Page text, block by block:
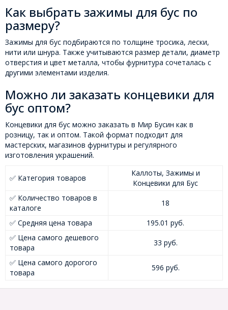
Как выбрать зажимы для бус по
размеру?
Зажимы для бус подбираются по толщине тросика, лески,
нити или шнура. Также учитываются размер детали, диаметр
отверстия и цвет металла, чтобы фурнитура сочеталась с
другими элементами изделия.
Можно ли заказать концевики для
бус оптом?
Концевики для бус можно заказать в Мир Бусин как в
розницу, так и оптом. Такой формат подходит для
мастерских, магазинов фурнитуры и регулярного
изготовления украшений.
✅ Категория товаров
Каллоты, Зажимы и
Концевики для Бус
✅ Количество товаров в
каталоге
18
✅ Средняя цена товара
195.01 руб.
✅ Цена самого дешевого
товара
33 руб.
✅ Цена самого дорогого
товара
596 руб.